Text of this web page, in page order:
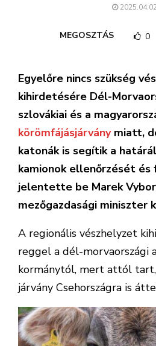
MEGOSZTÁS 0
Egyelőre nincs szükség
kihirdetésére Dél-
szlovákiai és a
körömfájásjárványmiatt,
katonák is segítik a
kamionok ellenőrzését
jelentette be Marek
mezőgazdasági miniszter
A regionális vészhelyzet
reggel a dél-morvaországi
kormánytól, mert attól
járvány Csehországra is